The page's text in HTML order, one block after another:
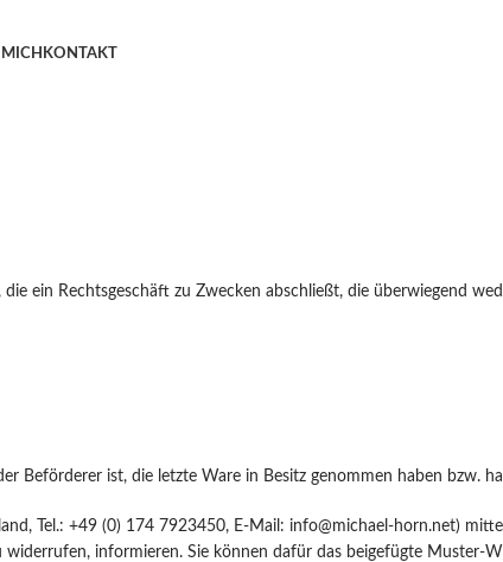
KONTAKT
ein Rechtsgeschäft zu Zwecken abschließt, die überwiegend
Beförderer ist, die letzte Ware in Besitz genommen haben bzw.
Tel.: +49 (0) 174 7923450, E-Mail: info@michael-horn.net)
widerrufen, informieren. Sie können dafür das beigefügte Muster-